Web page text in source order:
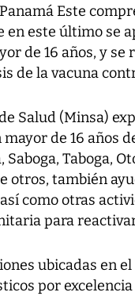
Este
en este último se
de 16 años, y
de la vacuna
Salud (Minsa)
mayor de 16 años
Saboga, Taboga,
otros, también
como otras
para
ubicadas en
por